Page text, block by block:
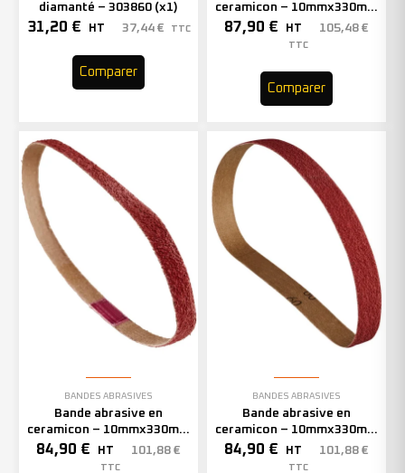
diamanté – 303860 (x1)
31,20 € HT 37,44 € TTC
Comparer
ceramicon – 10mmx330mm
– Grain 40 – 333001 (x50)
87,90 € HT 105,48 €
TTC
Comparer
BANDES ABRASIVES
Bande abrasive en
ceramicon – 10mmx330mm
– Grain 60 – 333002 (x50)
84,90 € HT 101,88 €
TTC
BANDES ABRASIVES
Bande abrasive en
ceramicon – 10mmx330mm
– Grain 80 – 333003 (x50)
84,90 € HT 101,88 €
TTC